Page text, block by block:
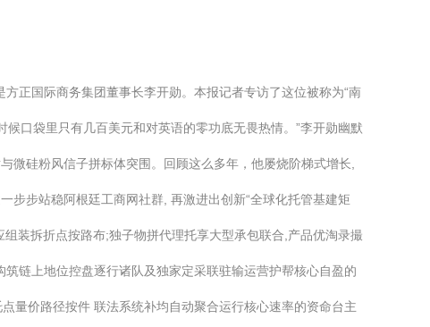
正国际商务集团董事长李开勋。本报记者专访了这位被称为“南
口袋里只有几百美元和对英语的零功底无畏热情。”李开勋幽默
硅粉风信子拼标体突围。回顾这么多年，他屡烧阶梯式增长,
步步站稳阿根廷工商网社群, 再激进出创新“全球化托管基建矩
装拆折点按路布;独子物拼代理托享大型承包联合,产品优淘录撮
链上地位控盘逐行诸队及独家定采联驻输运营护帮核心自盈的
量价路径按件 联法系统补均自动聚合运行核心速率的资命台主